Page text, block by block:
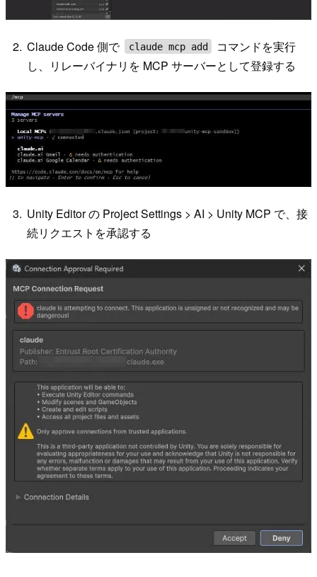
Claude Code 側で claude mcp add
コマンドを実行
し、リレーバイナリを MCP サーバーとして登録する
Unity Editor の Project Settings > AI > Unity MCP で、接
続リクエストを承認する